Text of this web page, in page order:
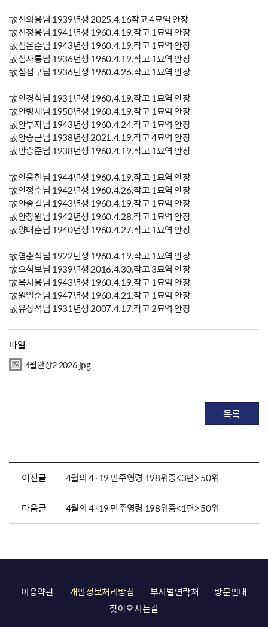
故신의웅님 1939년생 2025.4.16작고 4묘역 안장
故신정융님 1941년생 1960.4.19.작고 1묘역 안장
故심은준님 1943년생 1960.4.19.작고 1묘역 안장
故심자룡님 1936년생 1960.4.19.작고 1묘역 안장
故심점구님 1936년생 1960.4.26.작고 1묘역 안장
故안경식님 1931년생 1960.4.19.작고 1묘역 안장
故안병채님 1950년생 1960.4.19.작고 1묘역 안장
故안부자님 1943년생 1960.4.24.작고 1묘역 안장
故안승근님 1938년생 2021.4.19.작고 4묘역 안장
故안승준님 1938년생 1960.4.19.작고 1묘역 안장
故안응헌님 1944년생 1960.4.19.작고 1묘역 안장
故안정수님 1942년생 1960.4.26.작고 1묘역 안장
故안종길님 1943년생 1960.4.19.작고 1묘역 안장
故안창원님 1942년생 1960.4.28.작고 1묘역 안장
故양대춘님 1940년생 1960.4.27.작고 1묘역 안장
故염춘식님 1922년생 1960.4.19.작고 1묘역 안장
故오석보님 1939년생 2016.4.30.작고 3묘역 안장
故옥치용님 1943년생 1960.4.19.작고 1묘역 안장
故원일순님 1947년생 1960.4.21.작고 1묘역 안장
故유상석님 1931년생 2007.4.17.작고 2묘역 안장
파일
4월안장2 2026.jpg
목록
이전글 4월의 4·19 민주영령 198위중<3편> 50위
다음글 4월의 4·19 민주영령 198위중<1편> 50위
이용약관 개인정보처리방침 부서별연락처
방문안내
찾아오시는길